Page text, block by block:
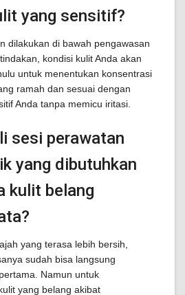
yang sensitif?
dilakukan di bawah pengawasan
kondisi kulit Anda akan
untuk menentukan konsentrasi
ramah dan sesuai dengan
Anda tanpa memicu iritasi.
sesi perawatan
yang dibutuhkan
kulit belang
yang terasa lebih bersih,
sudah bisa langsung
Namun untuk
yang belang akibat